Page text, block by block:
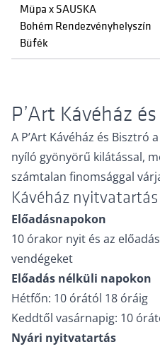
Müpa x SAUSKA
Bohém Rendezvényhelyszín
Büfék
P’Art Kávéház
A P’Art Kávéház és Bisztró
nyíló gyönyörű kilátással,
számtalan finomsággal
Kávéház nyitvatartás
Előadásnapokon
10 órakor nyit és az
vendégeket
Előadás nélküli napokon
Hétfőn: 10 órától 18 óráig
Keddtől vasárnapig: 10
Nyári nyitvatartás